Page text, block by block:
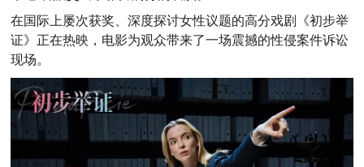
在国际上屡次获奖、深度探讨女性议题的高分戏剧《初步举
证》正在热映，电影为观众带来了一场震撼的性侵案件诉讼
现场。